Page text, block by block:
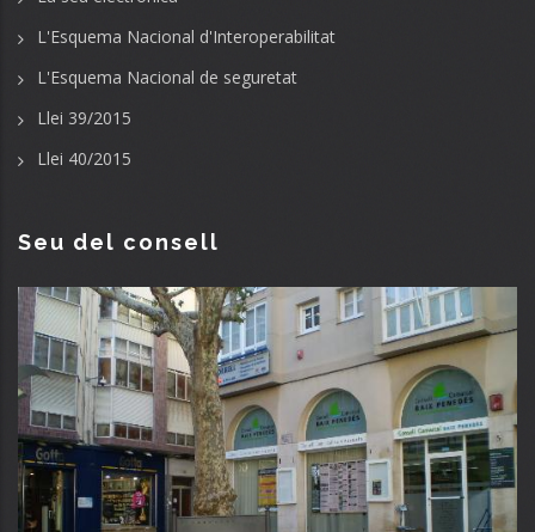
L'Esquema Nacional d'Interoperabilitat
L'Esquema Nacional de seguretat
Llei 39/2015
Llei 40/2015
Seu del consell